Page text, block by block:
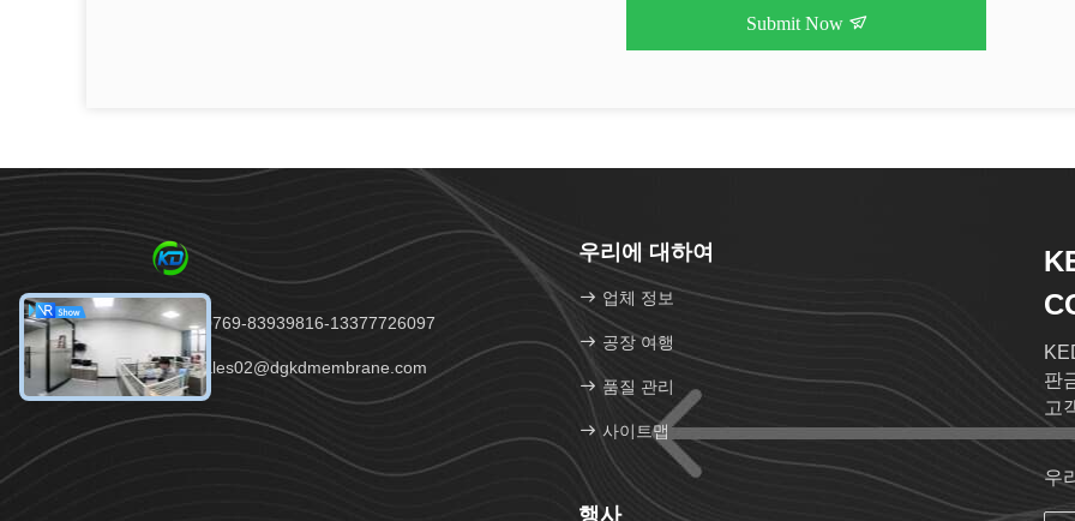
Submit Now
전화：86-0769-83939816-13377726097
이메일：sales02@dgkdmembrane.com
우리에 대하여
업체 정보
공장 여행
품질 관리
사이트맵
행사
판
고
우